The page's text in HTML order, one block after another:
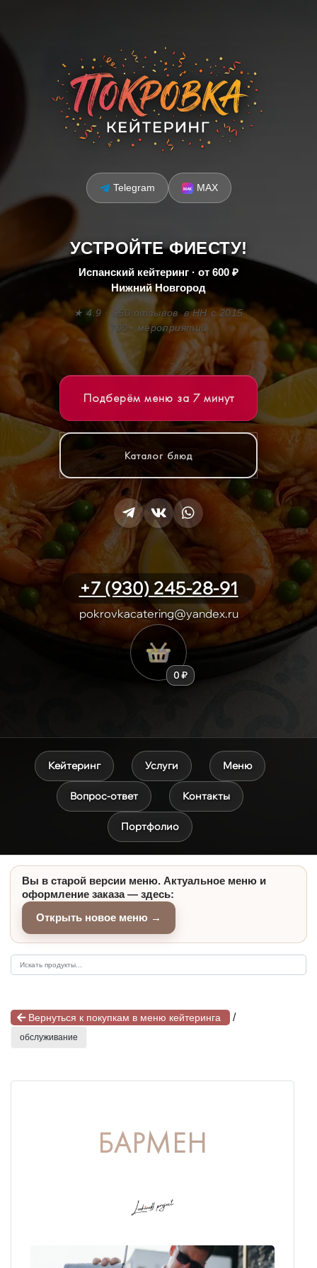
Подберём меню за 7 минут
Каталог блюд
Telegram MAX
УСТРОЙТЕ ФИЕСТУ!
Испанский кейтеринг · от 600 ₽
Нижний Новгород
★ 4.9 · 950 отзывов в НН с 2015
700+ мероприятий
+7 (930) 245-28-91
pokrovkacatering@yandex.ru
0 ₽
Кейтеринг Услуги Меню
Вопрос-ответ Контакты
Портфолио
Вы в старой версии меню. Актуальное меню и
оформление заказа — здесь:
Открыть новое меню →
Вернуться к покупкам в меню кейтеринга /
обслуживание
БАРМЕН